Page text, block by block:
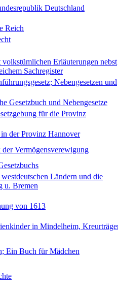
Deutschland
Reich
Erläuterungen nebst
Sachregister
Nebengesetzen und
Gesetzbuch und Nebengesetze
für die Provinz
der Provinz Hannover
Vermögensverewigung
Ländern und die
u. Bremen
von 1613
in Mindelheim,
Ein Buch für Mädchen